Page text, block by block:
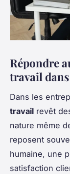
Répondre
travail
Dans les
travail revêt
nature même
reposent
humaine, une
satisfaction